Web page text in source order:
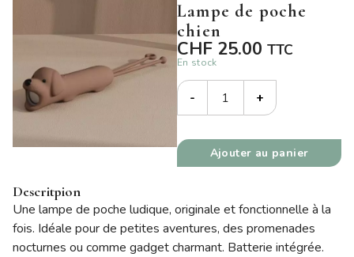
Lampe de poche
chien
CHF 25.00 TTC
En stock
- +
Ajouter au panier
Descritpion
Une lampe de poche ludique, originale et fonctionnelle à la
fois. Idéale pour de petites aventures, des promenades
nocturnes ou comme gadget charmant. Batterie intégrée.